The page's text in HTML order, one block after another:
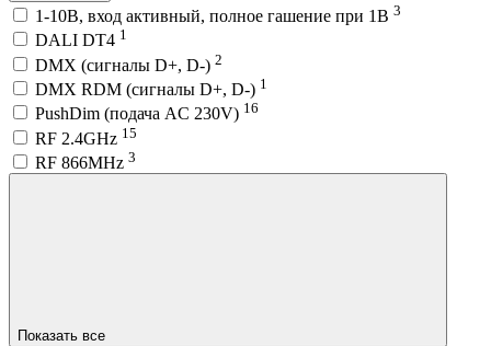
1-10В, вход активный, полное гашение при 1В 3
DALI DT4 1
DMX (сигналы D+, D-) 2
DMX RDM (сигналы D+, D-) 1
PushDim (подача AC 230V) 16
RF 2.4GHz 15
RF 866MHz 3
Показать все